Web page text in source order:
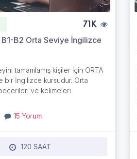
71K
B2 Orta Seviye İngilizce
tamamlamış kişiler için ORTA
bir İngilizce kursudur. Orta
ve kelimeleri
15 Yorum
120 SAAT